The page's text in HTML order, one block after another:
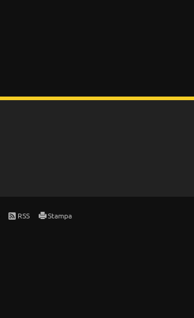
RSS Stampa